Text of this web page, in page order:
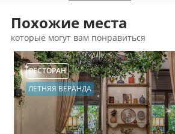
Похожие места
которые могут вам понравиться
РЕСТОРАН
ЛЕТНЯЯ ВЕРАНДА